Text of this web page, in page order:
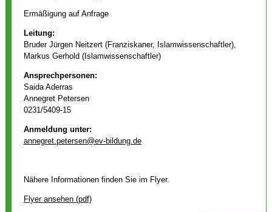
Ermäßigung auf Anfrage
Leitung:
Bruder Jürgen Neitzert (Franziskaner, Islamwissenschaftler),
Markus Gerhold (Islamwissenschaftler)
Ansprechpersonen:
Saida Aderras
Annegret Petersen
0231/5409-15
Anmeldung unter:
annegret.petersen@ev-bildung.de
Nähere Informationen finden Sie im Flyer.
Flyer ansehen (pdf)